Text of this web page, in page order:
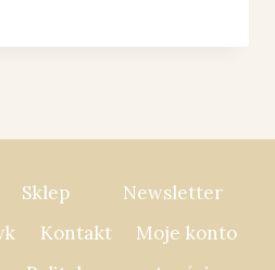
Sklep
Newsletter
Kontakt
Moje konto